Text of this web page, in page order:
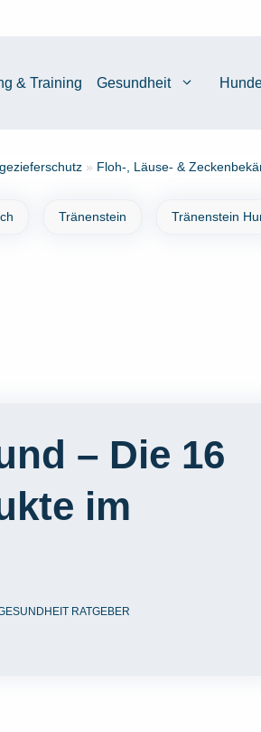
& Training Gesundheit
» Floh-, Läuse- &
Tränenstein Tränenstein
– Die 16
im
RATGEBER